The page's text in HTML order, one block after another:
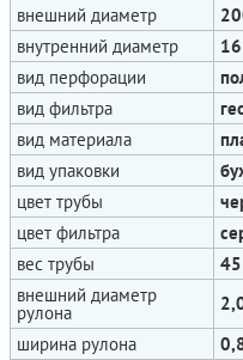
внешний диаметр
внутренний диаметр
вид перфорации
вид фильтра
вид материала
вид упаковки
цвет трубы
цвет фильтра
вес трубы
45
внешний диаметр
рулона
ширина рулона